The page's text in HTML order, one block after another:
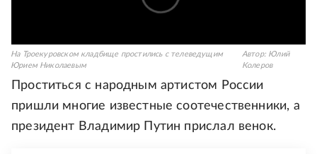
На Троекуровском кладбище простились с телеведущим
Юрием Николаевым
Автор: Юлий
Колеров
Проститься с народным артистом России
пришли многие известные соотечественники, а
президент Владимир Путин прислал венок.